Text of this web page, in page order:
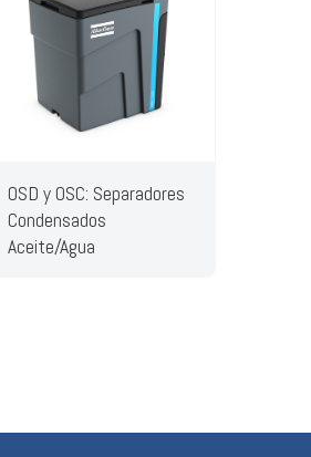
OSD y OSC: Separadores
Condensados
Aceite/Agua